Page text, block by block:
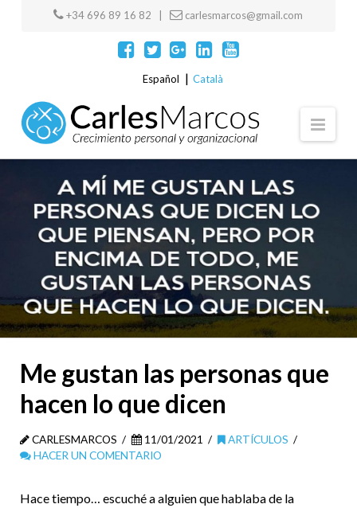
+34 696 89 16 82 | carlesmarcos@gmail.com
Español Català
Me gustan las personas que
hacen lo que dicen
CARLESMARCOS 11/01/2021
ARTÍCULOS
HACER UN COMENTARIO
Hace tiempo… escuché a alguien que hablaba de la